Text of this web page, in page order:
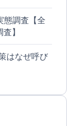
態調査【全
】
はなぜ呼び